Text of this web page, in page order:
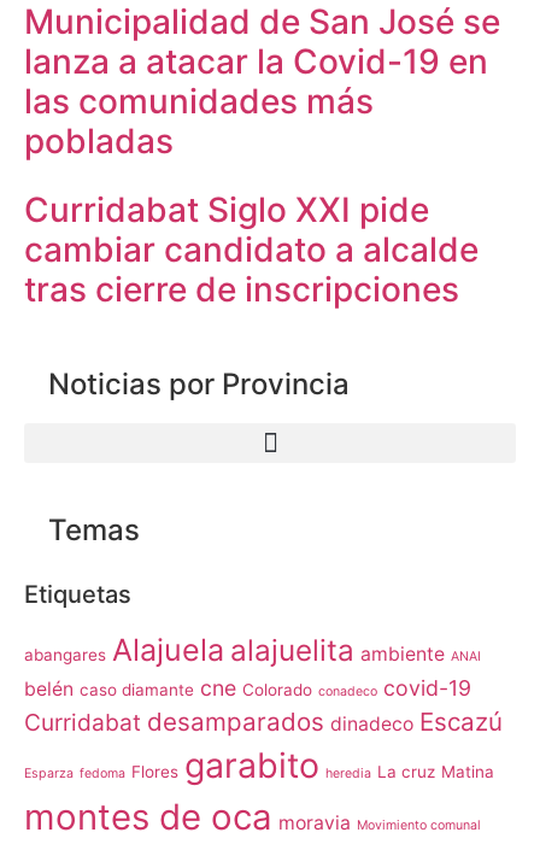
Municipalidad de San José se
lanza a atacar la Covid-19 en
las comunidades más
pobladas
Curridabat Siglo XXI pide
cambiar candidato a alcalde
tras cierre de inscripciones
Noticias por Provincia
Temas
Etiquetas
abangares Alajuela alajuelita ambiente ANAI
belén caso diamante cne Colorado conadeco covid-19
Curridabat desamparados dinadeco Escazú
Esparza fedoma Flores garabito heredia La cruz Matina
montes de oca moravia Movimiento comunal